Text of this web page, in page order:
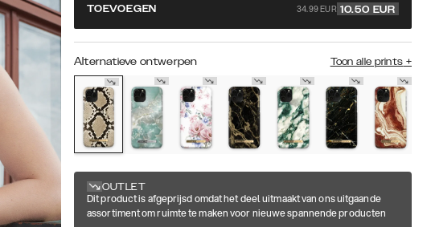
TOEVOEGEN 34.99 EUR 10.50 EUR
Alternatieve ontwerpen Toon alle prints +
OUTLET
Dit product is afgeprijsd omdat het deel uitmaakt van ons uitgaande
assortiment om ruimte te maken voor nieuwe spannende producten